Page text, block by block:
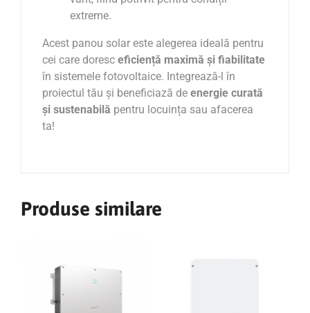
extreme.
Acest panou solar este alegerea ideală pentru
cei care doresc eficiență maximă și fiabilitate
în sistemele fotovoltaice. Integrează-l în
proiectul tău și beneficiază de energie curată
și sustenabilă pentru locuința sau afacerea
ta!
Produse similare